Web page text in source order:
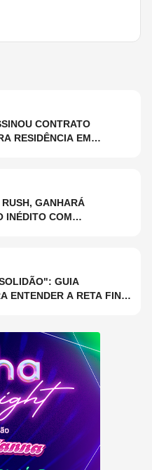
CONTRATO
RESIDÊNCIA EM
GANHARÁ
INÉDITO COM
GUIA
ENTENDER A RETA FINAL